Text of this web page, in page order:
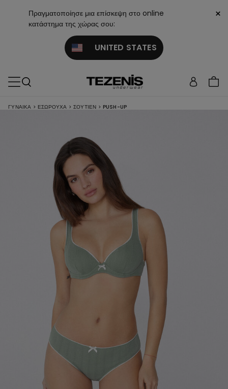
Πραγματοποίησε μια επίσκεψη στο online
κατάστημα της χώρας σου:
UNITED STATES
×
ΓΥΝΑΙΚΑ > ΕΣΏΡΟΥΧΑ > ΣΟΥΤΙΈΝ > PUSH-UP